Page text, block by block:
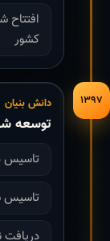
کشور
۱۳۹۷ دانش بنیان
توسعه
تاسیس
تاسیس
دریافت